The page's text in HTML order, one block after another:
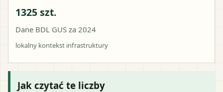
1325 szt.
Dane BDL GUS za 2024
lokalny kontekst infrastruktury
Jak czytać te liczby